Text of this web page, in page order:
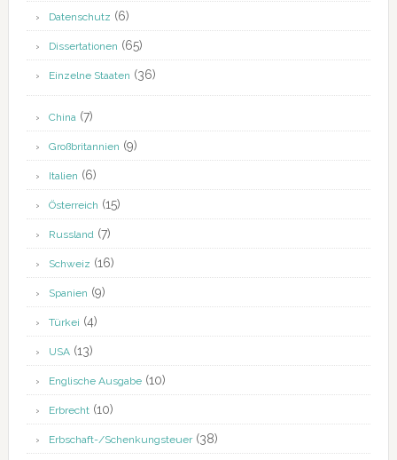
Datenschutz (6)
Dissertationen (65)
Einzelne Staaten (36)
China(7)
Großbritannien (9)
Italien (6)
Österreich (15)
Russland(7)
Schweiz (16)
Spanien (9)
Türkei (4)
USA(13)
Englische Ausgabe(10)
Erbrecht(10)
Erbschaft-/Schenkungsteuer(38)